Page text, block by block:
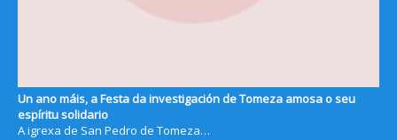
Un ano máis, a Festa da investigación de Tomeza amosa o seu
espíritu solidario
A igrexa de San Pedro de Tomeza…